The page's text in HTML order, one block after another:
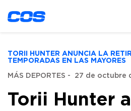
TORII HUNTER ANUNCIA LA
TEMPORADAS EN LAS MAYORES
MÁS DEPORTES - 27 de octubre
Torii Hunter